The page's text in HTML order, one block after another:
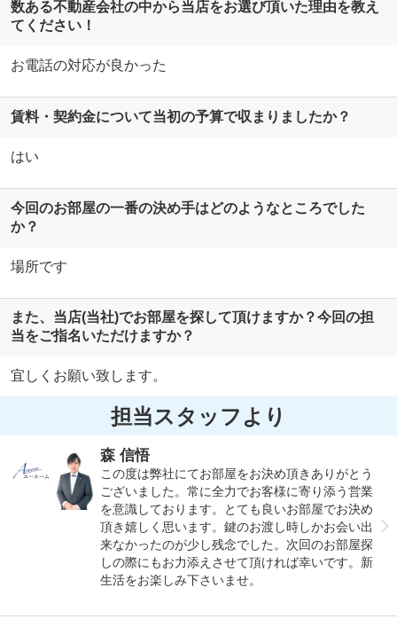
数ある不動産会社の中から当店をお選び頂いた理由を教え
てください！
お電話の対応が良かった
賃料・契約金について当初の予算で収まりましたか？
はい
今回のお部屋の一番の決め手はどのようなところでした
か？
場所です
また、当店(当社)でお部屋を探して頂けますか？今回の担
当をご指名いただけますか？
宜しくお願い致します。
担当スタッフより
森 信悟
この度は弊社にてお部屋をお決め頂きありがとう
ございました。常に全力でお客様に寄り添う営業
を意識しております。とても良いお部屋でお決め
頂き嬉しく思います。鍵のお渡し時しかお会い出
来なかったのが少し残念でした。次回のお部屋探
しの際にもお力添えさせて頂ければ幸いです。新
生活をお楽しみ下さいませ。